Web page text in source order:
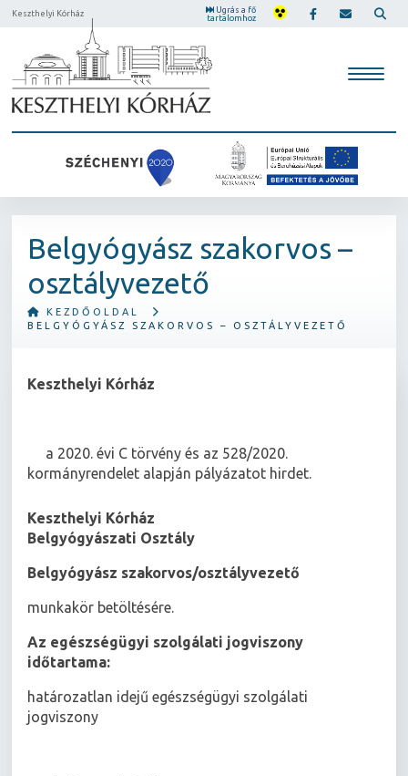
Keszthelyi Kórház
Ugrás a fő
tartalomhoz
Belgyógyász szakorvos –
osztályvezető
KEZDŐOLDAL
BELGYÓGYÁSZ SZAKORVOS – OSZTÁLYVEZETŐ
Keszthelyi Kórház
a 2020. évi C törvény és az 528/2020.
kormányrendelet alapján pályázatot hirdet.
Keszthelyi Kórház
Belgyógyászati Osztály
Belgyógyász szakorvos/osztályvezető
munkakör betöltésére.
Az egészségügyi szolgálati jogviszony
időtartama:
határozatlan idejű egészségügyi szolgálati
jogviszony